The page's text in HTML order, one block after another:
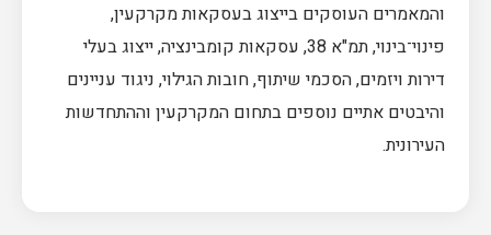
והמאמרים העוסקים בייצוג בעסקאות מקרקעין,
פינוי־בינוי, תמ"א 38, עסקאות קומבינציה, ייצוג בעלי
דירות ויזמים, הסכמי שיתוף, חובות הגילוי, ניגוד עניינים
והיבטים אתיים נוספים בתחום המקרקעין וההתחדשות
העירונית.